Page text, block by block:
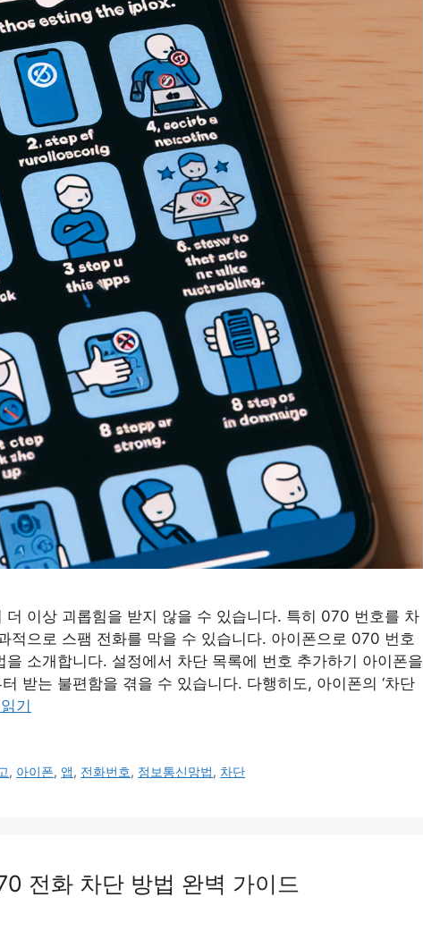
더 이상 괴롭힘을 받지 않을 수 있습니다. 특히 070 번호를 차
적으로 스팸 전화를 막을 수 있습니다. 아이폰으로 070 번호
소개합니다. 설정에서 차단 목록에 번호 추가하기 아이폰을
받는 불편함을 겪을 수 있습니다. 다행히도, 아이폰의 ‘차단
기
, 아이폰, 앱, 전화번호, 정보통신망법, 차단
전화 차단 방법 완벽 가이드